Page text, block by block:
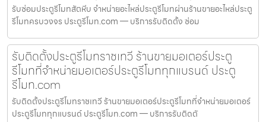
รับซ่อมประตูรีโมทสัตหีบ จำหน่ายอะไหล่ประตูรีโมทผ่านร้านขายอะไหล่ประตู
รีโมทครบวงจร ประตูรีโมท.com — บริการรับติดตั้ง ซ่อม
รับติดตั้งประตูรีโมทราชเทวี ร้านขายมอเตอร์ประตู
รีโมทที่จำหน่ายมอเตอร์ประตูรีโมททุกแบรนด์ ประตู
รีโมท.com
รับติดตั้งประตูรีโมทราชเทวี ร้านขายมอเตอร์ประตูรีโมทที่จำหน่ายมอเตอร์
ประตูรีโมททุกแบรนด์ ประตูรีโมท.com — บริการรับติดตั